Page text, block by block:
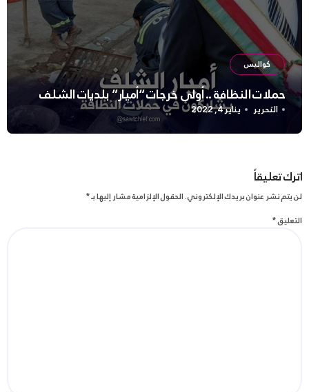
كواليس
حملات النظافة .. أولى خرجات “أميار” بلديات الشلف
التحرير يناير 4, 2022
اترك تعليقاً
لن يتم نشر عنوان بريدك الإلكتروني.الحقول الإلزامية مشار إليها بـ*
التعليق*